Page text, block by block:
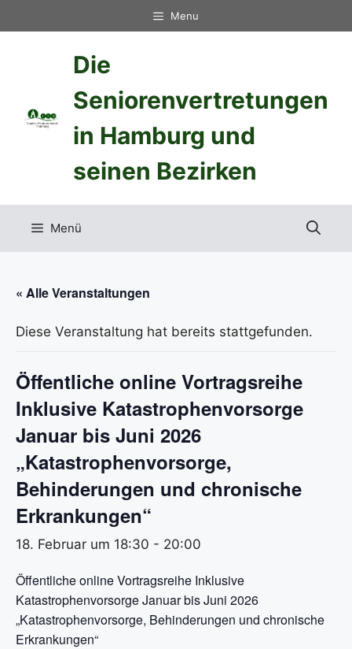
Inhalt
Menu
Die
Seniorenvertretungen
in Hamburg und
seinen Bezirken
Menü
« Alle Veranstaltungen
Diese Veranstaltung hat bereits stattgefunden.
Öffentliche online Vortragsreihe
Inklusive Katastrophenvorsorge
Januar bis Juni 2026
„Katastrophenvorsorge,
Behinderungen und chronische
Erkrankungen“
18. Februar um 18:30 - 20:00
Öffentliche online Vortragsreihe Inklusive
Katastrophenvorsorge Januar bis Juni 2026
„Katastrophenvorsorge, Behinderungen und chronische
Erkrankungen“